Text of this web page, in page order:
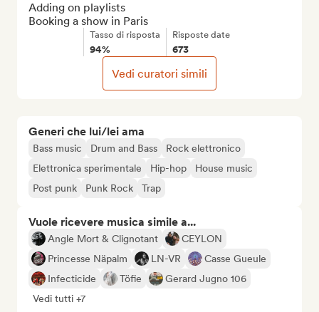
Generi che lui/lei ama
Bass music Drum and Bass
Rock elettronico
Elettronica sperimentale
Hip-hop
House music
Post punk
Punk Rock Trap
Vuole ricevere musica simile a...
Angle Mort & Clignotant
CEYLON
Princesse Näpalm
LN-VR
Casse Gueule
Infecticide
Töfie
Gerard Jugno 106
Vedi tutti +7
Adding on playlists
Booking a show in Paris
Tasso di risposta
94%
Risposte date
673
Vedi curatori simili